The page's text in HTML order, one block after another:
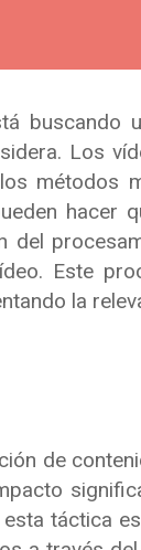
Los
métodos
hacer
del
Este
la
de
táctica